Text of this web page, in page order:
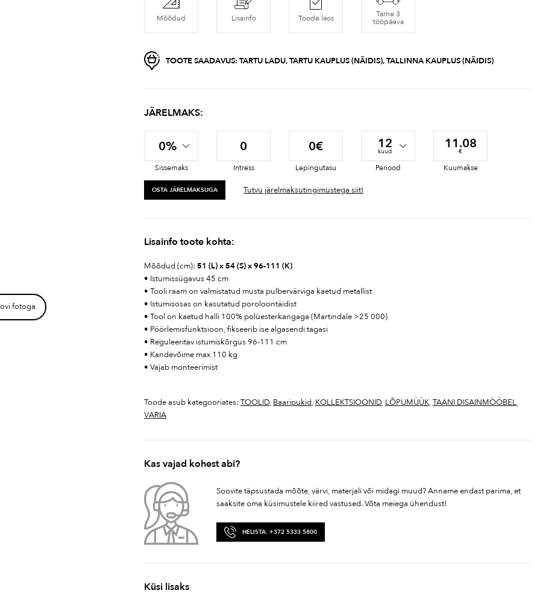
fotoga
Mõõdud Lisainfo Toode laos
Tarne 3
tööpäeva
TOOTE SAADAVUS:TARTU LADU, TARTU KAUPLUS (NÄIDIS), TALLINNA KAUPLUS (NÄIDIS)
JÄRELMAKS:
0%
Sissemaks
0
Intress
0€
Lepingutasu
12
kuud
Periood
11.08
€
Kuumakse
OSTA JÄRELMAKSUGA Tutvu järelmaksutingimustega siit!
Lisainfo toote kohta:
Mõõdud (cm): 51 (L) x 54 (S) x 96-111 (K)
• Istumissügavus 45 cm
• Tooli raam on valmistatud musta pulbervärviga kaetud metallist
• Istumisosas on kasutatud poroloontäidist
• Tool on kaetud halli 100% polüesterkangaga (Martindale >25 000)
• Pöörlemisfunktsioon, fikseerib ise algasendi tagasi
• Reguleeritav istumiskõrgus 96-111 cm
• Kandevõime max 110 kg
• Vajab monteerimist
Toode asub kategooriates: TOOLID, Baaripukid, KOLLEKTSIOONID, LÕPUMÜÜK,TAANI DISAINMÖÖBEL,
VARIA
Kas vajad kohest abi?
Soovite täpsustada mõõte, värvi, materjali või midagi muud? Anname endast parima, et
saaksite oma küsimustele kiired vastused. Võta meiega ühendust!
HELISTA: +372 5333 5800
Küsi lisaks